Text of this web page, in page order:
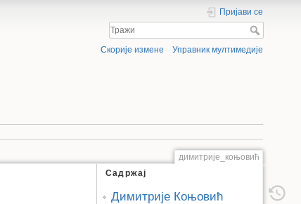
Пријави се
Скорије измене Управник мултимедије
димитрије_коњовић
Садржај
Димитрије Коњовић